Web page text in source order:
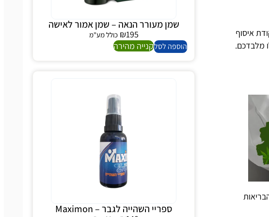
שמן מעורר הנאה – שמן אמור לאישה
כולל מע"מ
קנייה מהירה
ספריי השהייה לגבר – Maximon